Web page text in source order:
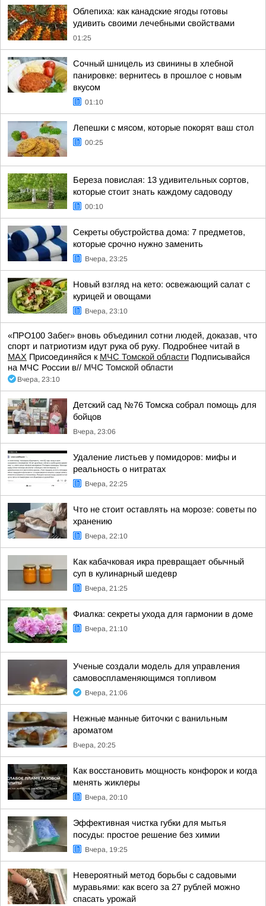
Облепиха: как канадские ягоды готовы
удивить своими лечебными свойствами
01:25
Сочный шницель из свинины в хлебной
панировке: вернитесь в прошлое с новым
вкусом
01:10
Лепешки с мясом, которые покорят ваш стол
00:25
Береза повислая: 13 удивительных сортов,
которые стоит знать каждому садоводу
00:10
Секреты обустройства дома: 7 предметов,
которые срочно нужно заменить
Вчера, 23:25
Новый взгляд на кето: освежающий салат с
курицей и овощами
Вчера, 23:10
«ПРО100 Забег» вновь объединил сотни людей, доказав, что
спорт и патриотизм идут рука об руку. Подробнее читай в
МАХ Присоединяйся к МЧС Томской области Подписывайся
на МЧС России в// МЧС Томской области
Вчера, 23:10
Детский сад №76 Томска собрал помощь для
бойцов
Вчера, 23:06
Удаление листьев у помидоров: мифы и
реальность о нитратах
Вчера, 22:25
Что не стоит оставлять на морозе: советы по
хранению
Вчера, 22:10
Как кабачковая икра превращает обычный
суп в кулинарный шедевр
Вчера, 21:25
Фиалка: секреты ухода для гармонии в доме
Вчера, 21:10
Ученые создали модель для управления
самовоспламеняющимся топливом
Вчера, 21:06
Нежные манные биточки с ванильным
ароматом
Вчера, 20:25
Как восстановить мощность конфорок и когда
менять жиклеры
Вчера, 20:10
Эффективная чистка губки для мытья
посуды: простое решение без химии
Вчера, 19:25
Невероятный метод борьбы с садовыми
муравьями: как всего за 27 рублей можно
спасать урожай